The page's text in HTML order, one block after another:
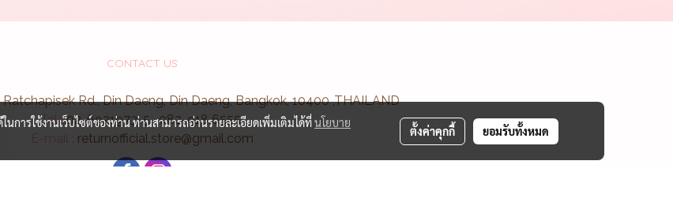
CONTACT US
Rd., Din Daeng, Din Daeng, Bangkok, 10400 ,THAILAND
Tel : 02-6921973-5 , 082-918 6555
returnofficial.store@gmail.com
ารใช้งานเว็บไซต์ของท่าน ท่านสามารถอ่านรายละเอียดเพิ่มเติมได้ที่นโยบาย
ตั้งค่าคุกกี้ ยอมรับทั้งหมด